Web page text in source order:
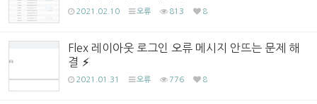
2021.02.10 오류 813 8
Flex 레이아웃 로그인 오류 메시지 안뜨는 문제 해
결
2021.01.31 오류 776 8